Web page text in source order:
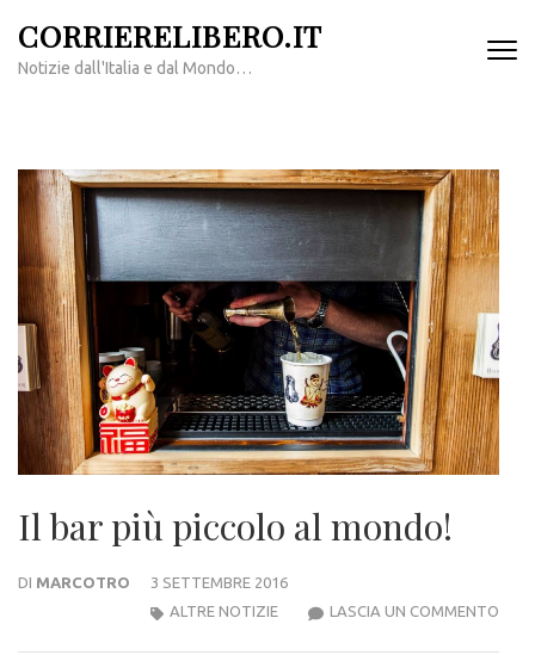
contenuto
CORRIERELIBERO.IT
Notizie dall'Italia e dal Mondo…
Il bar più piccolo al mondo!
DI MARCOTRO
3 SETTEMBRE 2016
LASCIA UN COMMENTO
ALTRE NOTIZIE